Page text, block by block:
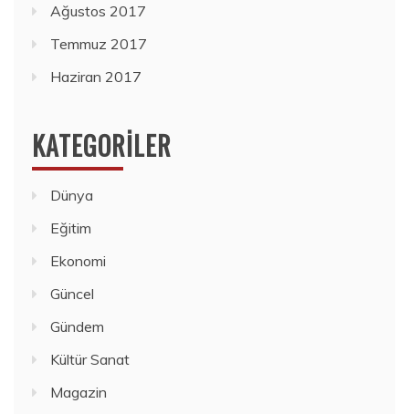
Ağustos 2017
Temmuz 2017
Haziran 2017
KATEGORILER
Dünya
Eğitim
Ekonomi
Güncel
Gündem
Kültür Sanat
Magazin